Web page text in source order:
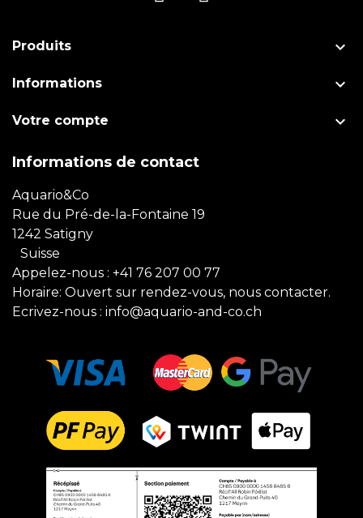
Produits 
Informations 
Votre compte 
Informations de contact
Aquario&Co
Rue du Pré-de-la-Fontaine 19
1242 Satigny
Suisse
Appelez-nous : +41 76 207 00 77
Horaire: Ouvert sur rendez-vous, nous contacter.
Ecrivez-nous : info@aquario-and-co.ch